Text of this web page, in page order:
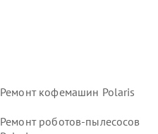
Ремонт кофемашин Polaris
Ремонт роботов-пылесосов